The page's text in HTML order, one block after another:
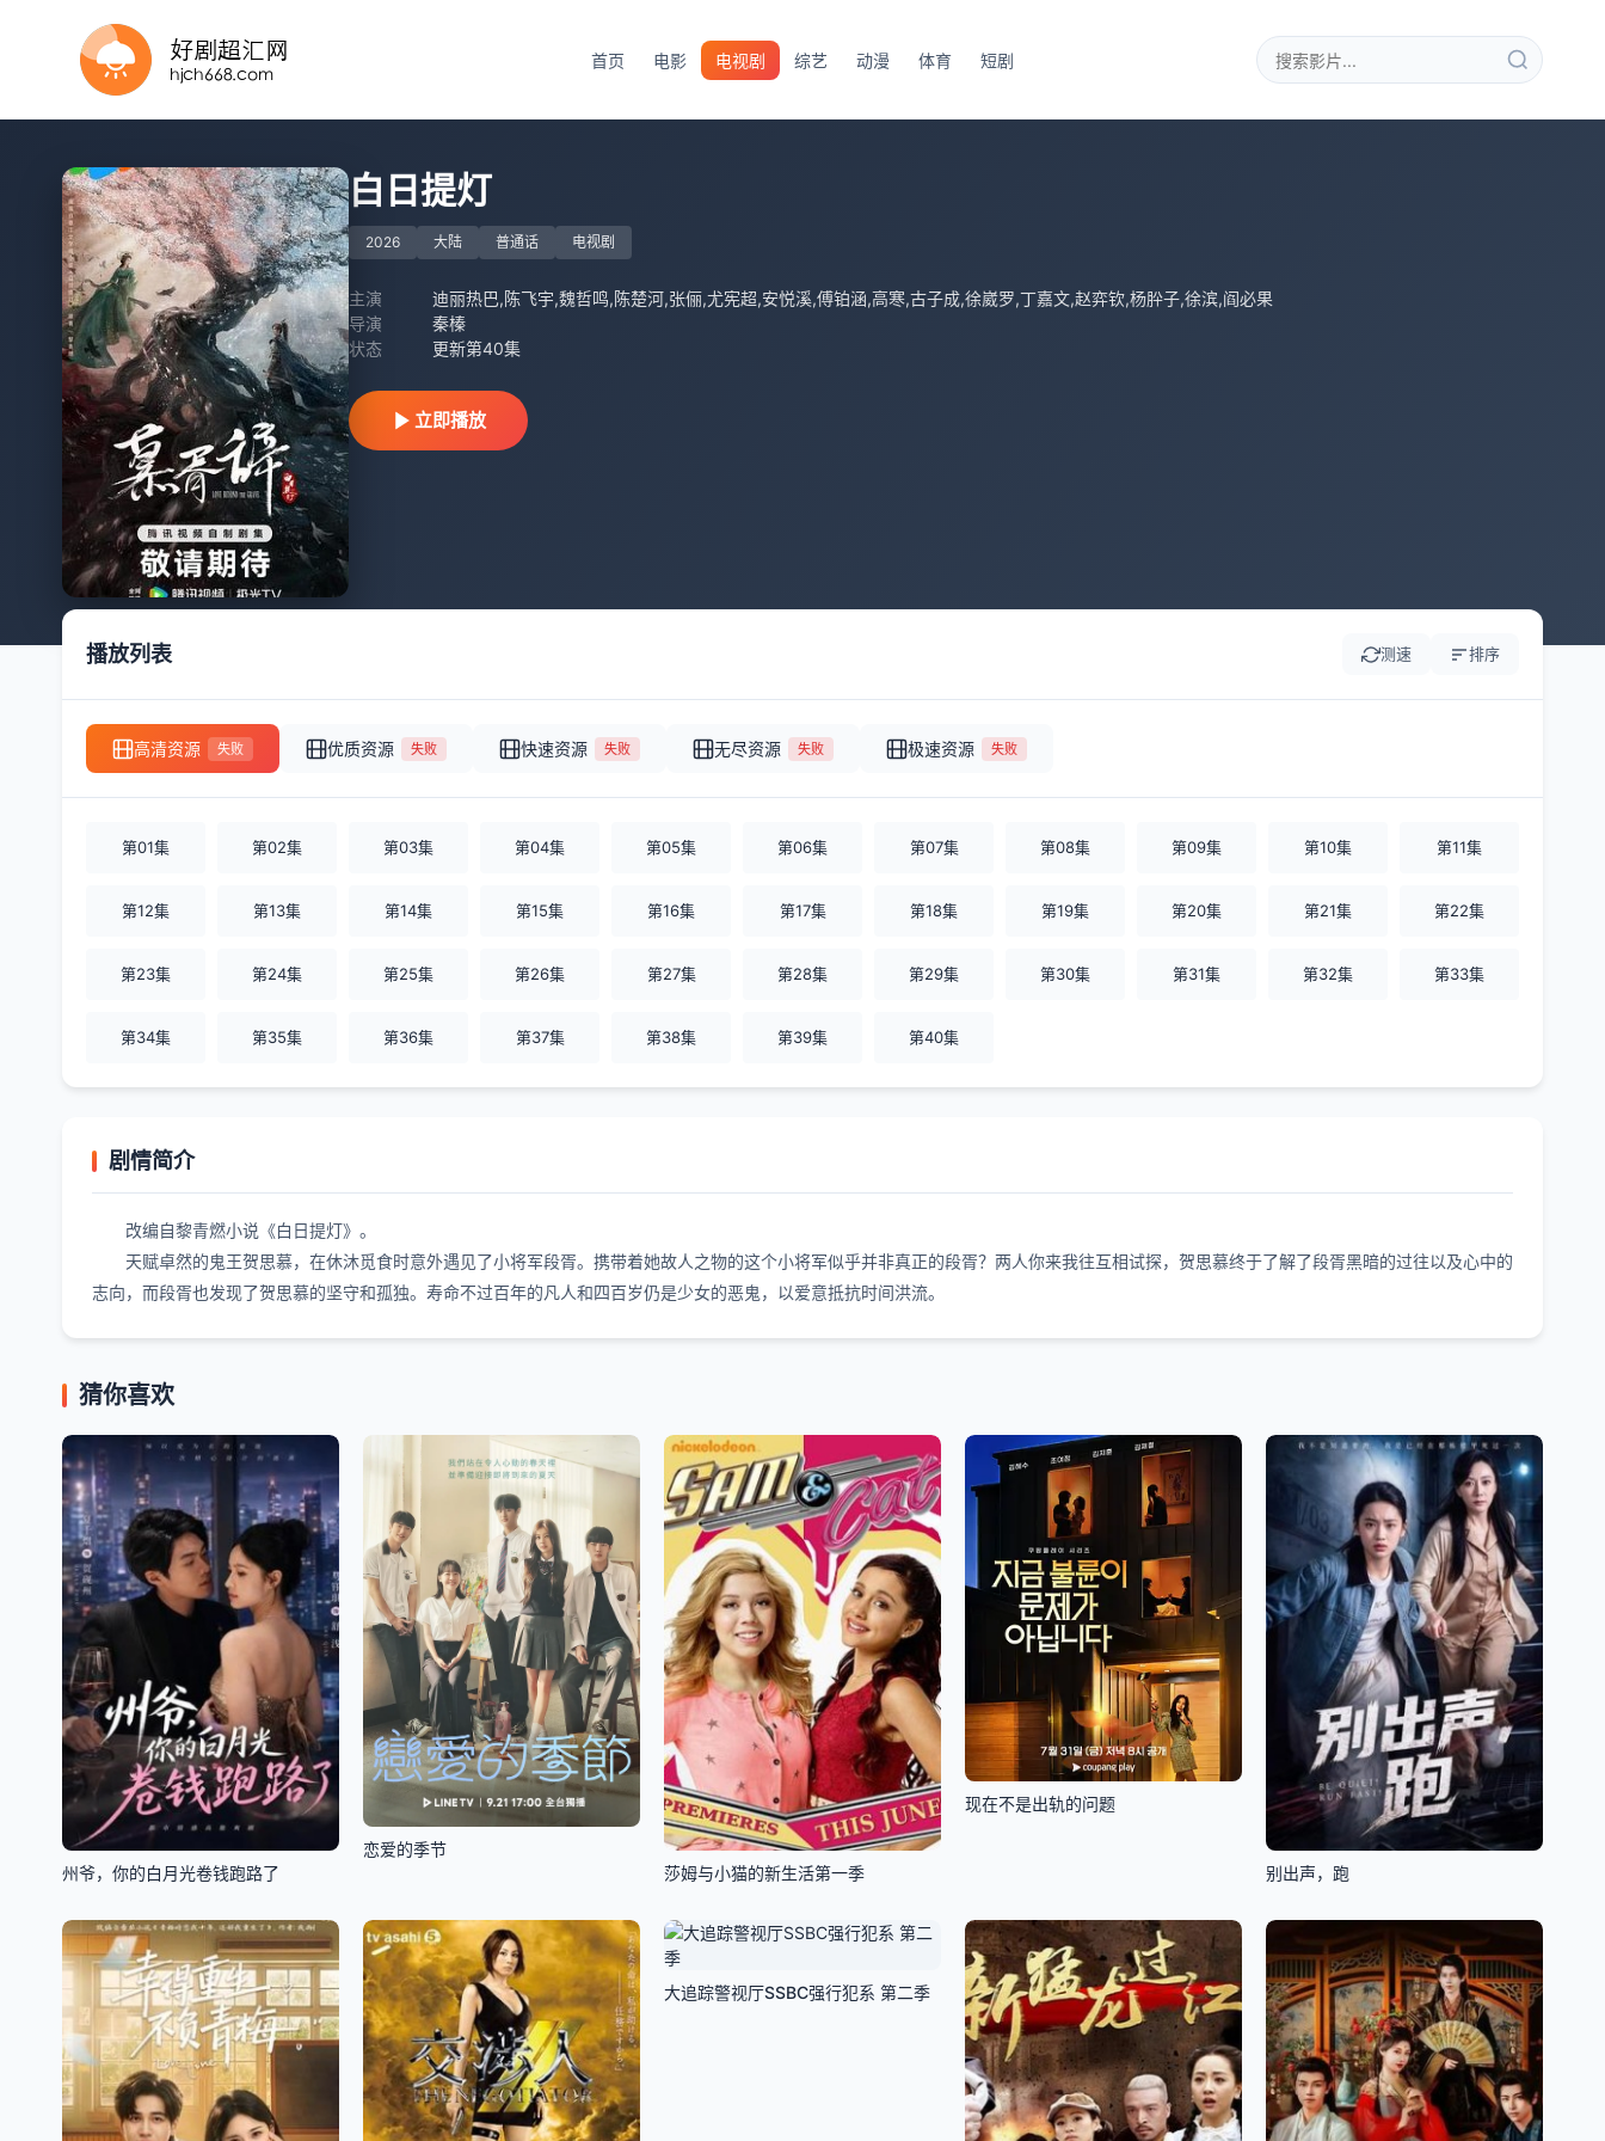
首页 电影 电视剧 综艺 动漫 体育 短剧
白日提灯
2026 大陆 普通话 电视剧
主演
迪丽热巴,陈飞宇,魏哲鸣,陈楚河,张俪,尤宪超,安悦溪,傅铂涵,高寒,古子成,徐崴罗,丁嘉文,赵弈钦,杨肸子,徐滨,阎必果
导演
秦榛
状态
更新第40集
立即播放
播放列表 测速 排序
高清资源 失败 优质资源 失败 快速资源 失败 无尽资源 失败 极速资源 失败
第01集 第02集 第03集 第04集 第05集 第06集 第07集 第08集 第09集 第10集 第11集
第12集 第13集 第14集 第15集 第16集 第17集 第18集 第19集 第20集 第21集 第22集
第23集 第24集 第25集 第26集 第27集 第28集 第29集 第30集 第31集 第32集 第33集
第34集 第35集 第36集 第37集 第38集 第39集 第40集
剧情简介
改编自黎青燃小说《白日提灯》。
天赋卓然的鬼王贺思慕，在休沐觅食时意外遇见了小将军段胥。携带着她故人之物的这个小将军似乎并非真正的段胥？两人你来我往互相试探，贺思慕终于了解了段胥黑暗的过往以及心中的
志向，而段胥也发现了贺思慕的坚守和孤独。寿命不过百年的凡人和四百岁仍是少女的恶鬼，以爱意抵抗时间洪流。
猜你喜欢
州爷，你的白月光卷钱跑路了
恋爱的季节
莎姆与小猫的新生活第一季
现在不是出轨的问题
别出声，跑
连载中 连载到2集
大追踪警视厅SSBC强行犯系 第二季